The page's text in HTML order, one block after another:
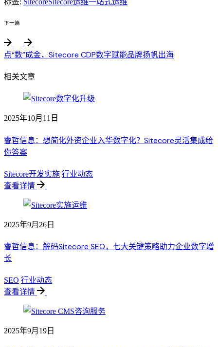
下一篇
点“数”成金，Sitecore CDP数字赋能品牌扬帆出海
相关文章
2025年10月11日
睿哲信息：想简化外资企业入华数字化？Sitecore灵活集成给
你答案
Sitecore开发实施 行业动态
查看详情
2025年9月26日
睿哲信息：解码Sitecore SEO，七大关键策略助力企业数字增
长
SEO 行业动态
查看详情
2025年9月19日